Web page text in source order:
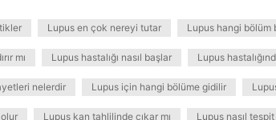
Lupus en çok nereyi tutar Lupus hangi bölüm
mı Lupus hastalığı nasıl başlar Lupus
nelerdir Lupus için hangi bölüme gidilir
Lupus kan tahlilinde çıkar mı Lupus nasıl